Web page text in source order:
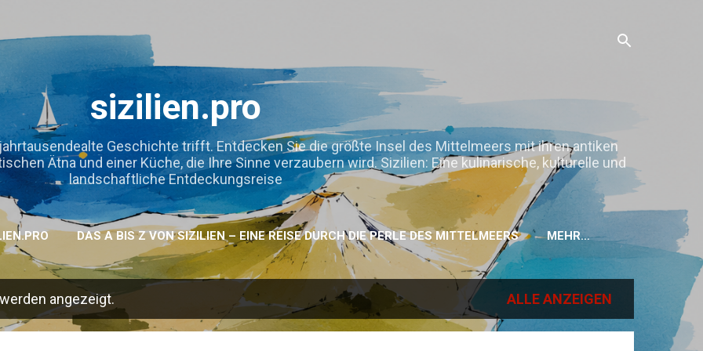
sizilien.pro
Geschichte trifft. Entdecken Sie die größte Insel des Mittelmeers mit ihren antiken
Ätna und einer Küche, die Ihre Sinne verzaubern wird. Sizilien: Eine kulinarische, kulturelle und
landschaftliche Entdeckungsreise
DAS A BIS Z VON SIZILIEN – EINE REISE DURCH DIE PERLE DES MITTELMEERS MEHR…
angezeigt. ALLE ANZEIGEN